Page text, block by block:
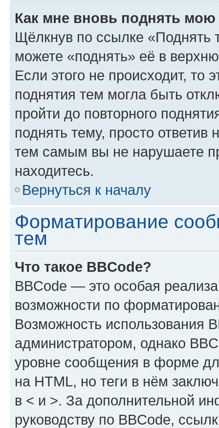
Как мне вновь поднять мою
Щёлкнув по ссылке «Поднять
можете «поднять» её в
Если этого не происходит, то
поднятия тем могла быть
пройти до повторного
поднять тему, просто ответив
тем самым вы не нарушаете
находитесь.
Вернуться к началу
Форматирование
тем
Что такое BBCode?
BBCode — это особая
возможности по
Возможность использования
администратором, однако
уровне сообщения в форме
на HTML, но теги в нём
в < и >. За дополнительной
руководству по BBCode,